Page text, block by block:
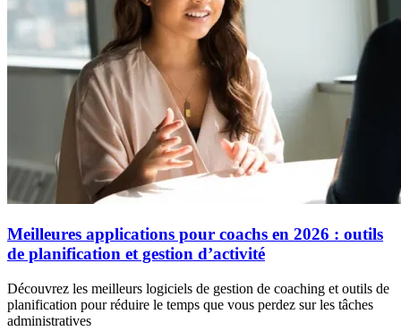
Meilleures applications pour coachs en 2026 : outils
de planification et gestion d’activité
Découvrez les meilleurs logiciels de gestion de coaching et outils de
planification pour réduire le temps que vous perdez sur les tâches
administratives